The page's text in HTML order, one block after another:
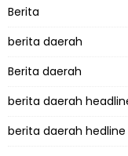
Berita
berita daerah
Berita daerah
berita daerah
berita daerah hedline